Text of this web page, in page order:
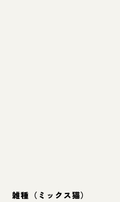
雑種（ミックス猫）